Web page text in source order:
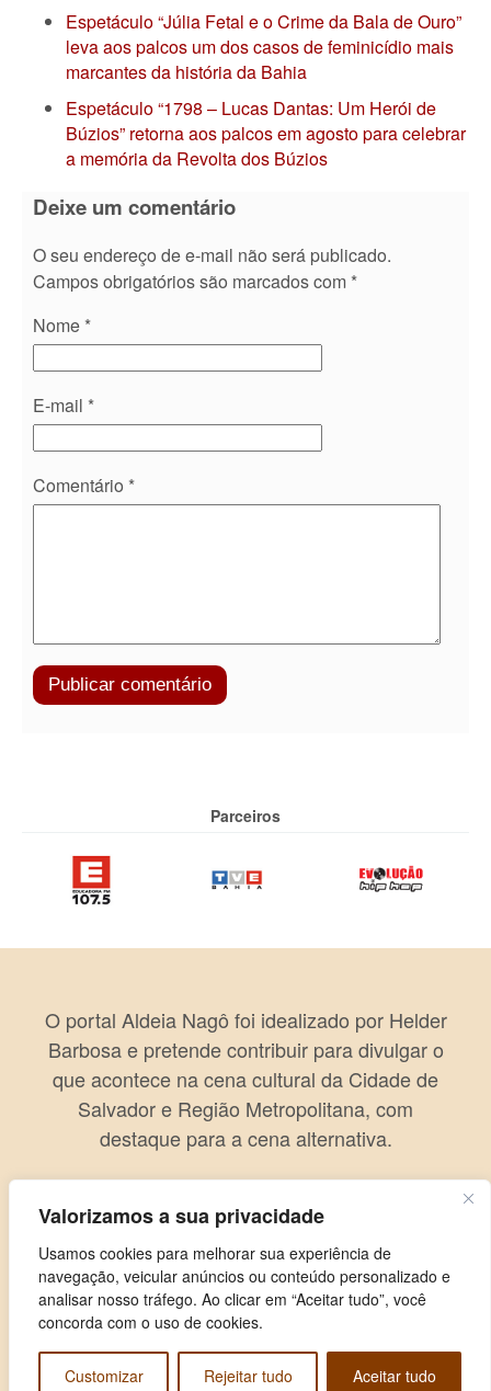
Valorizamos a sua privacidade
Usamos cookies para melhorar sua experiência de
navegação, veicular anúncios ou conteúdo personalizado e
analisar nosso tráfego. Ao clicar em “Aceitar tudo”, você
concorda com o uso de cookies.
Customizar Rejeitar tudo Aceitar tudo
Espetáculo “Júlia Fetal e o Crime da Bala de Ouro”
leva aos palcos um dos casos de feminicídio mais
marcantes da história da Bahia
Espetáculo “1798 – Lucas Dantas: Um Herói de
Búzios” retorna aos palcos em agosto para celebrar
a memória da Revolta dos Búzios
Deixe um comentário
O seu endereço de e-mail não será publicado.
Campos obrigatórios são marcados com *
Nome *
E-mail *
Comentário *
Parceiros
O portal Aldeia Nagô foi idealizado por Helder
Barbosa e pretende contribuir para divulgar o
que acontece na cena cultural da Cidade de
Salvador e Região Metropolitana, com
destaque para a cena alternativa.